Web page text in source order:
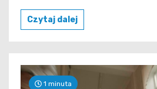
Czytaj dalej
1 minuta